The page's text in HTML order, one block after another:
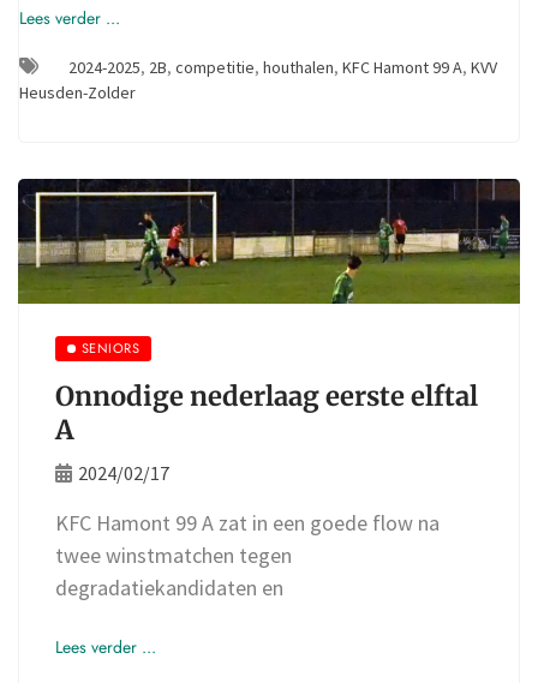
Lees verder ...
2024-2025, 2B, competitie, houthalen, KFC Hamont 99 A, KVV
Heusden-Zolder
SENIORS
Onnodige nederlaag eerste elftal
A
2024/02/17
KFC Hamont 99 A zat in een goede flow na
twee winstmatchen tegen
degradatiekandidaten en
Lees verder ...